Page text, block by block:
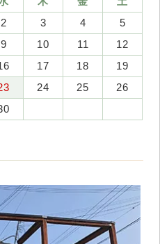
2 3 4
5
9 10 11
12
17 18
19
24 25
26